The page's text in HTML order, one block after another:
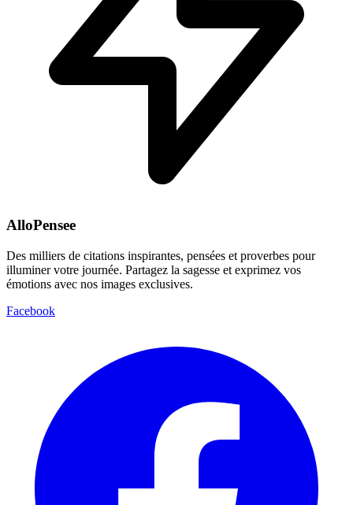
AlloPensee
Des milliers de citations inspirantes, pensées et proverbes pour
illuminer votre journée. Partagez la sagesse et exprimez vos
émotions avec nos images exclusives.
Facebook